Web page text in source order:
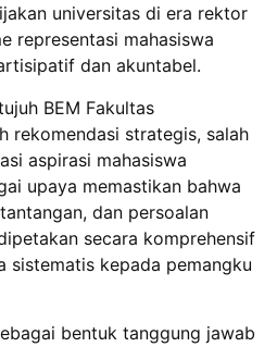
universitas di era rektor
representasi mahasiswa
dan akuntabel.
BEM Fakultas
rekomendasi strategis, salah
aspirasi mahasiswa
upaya memastikan bahwa
dan persoalan
secara komprehensif
sistematis kepada pemangku
bentuk tanggung jawab